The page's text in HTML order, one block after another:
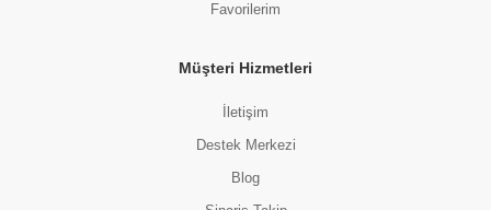
Favorilerim
Müşteri Hizmetleri
İletişim
Destek Merkezi
Blog